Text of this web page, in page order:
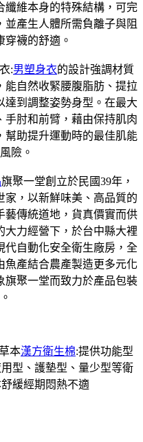
纖維本身的特殊結構，可完
產生人體所需負離子與阻
穿襪的舒適。
:男塑身衣的設計強調材質
能自然收緊腰腹脂肪、提拉
達到調整姿勢身型。在最大
手肘和前臂，藉由保持肌肉
幫助提升運動時的最佳肌能
險。
旗聚一堂創立於民國39年，
家，以新鮮味美、高品質的
藝傳統道地，貨真價實而供
大力經營下，於台中縣大裡
代自動化安全衛生廠房，全
魚產結合農產製造更多元化
旗聚一堂而致力於產品包裝
本漢方衛生棉:提供功能型
型、護墊型、量少型等衛
緩經期悶熱不適